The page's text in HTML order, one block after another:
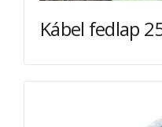
Kábel fedlap